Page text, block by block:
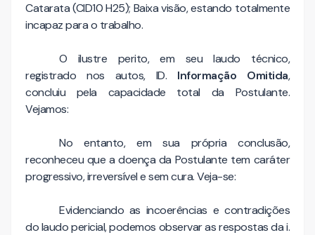
Catarata (CID10 H25); Baixa visão, estando totalmente
incapaz para o trabalho.
O ilustre perito, em seu laudo técnico,
registrado nos autos, ID. Informação Omitida,
concluiu pela capacidade total da Postulante.
Vejamos:
No entanto, em sua própria conclusão,
reconheceu que a doença da Postulante tem caráter
progressivo, irreversível e sem cura. Veja-se:
Evidenciando as incoerências e contradições
do laudo pericial, podemos observar as respostas da i.